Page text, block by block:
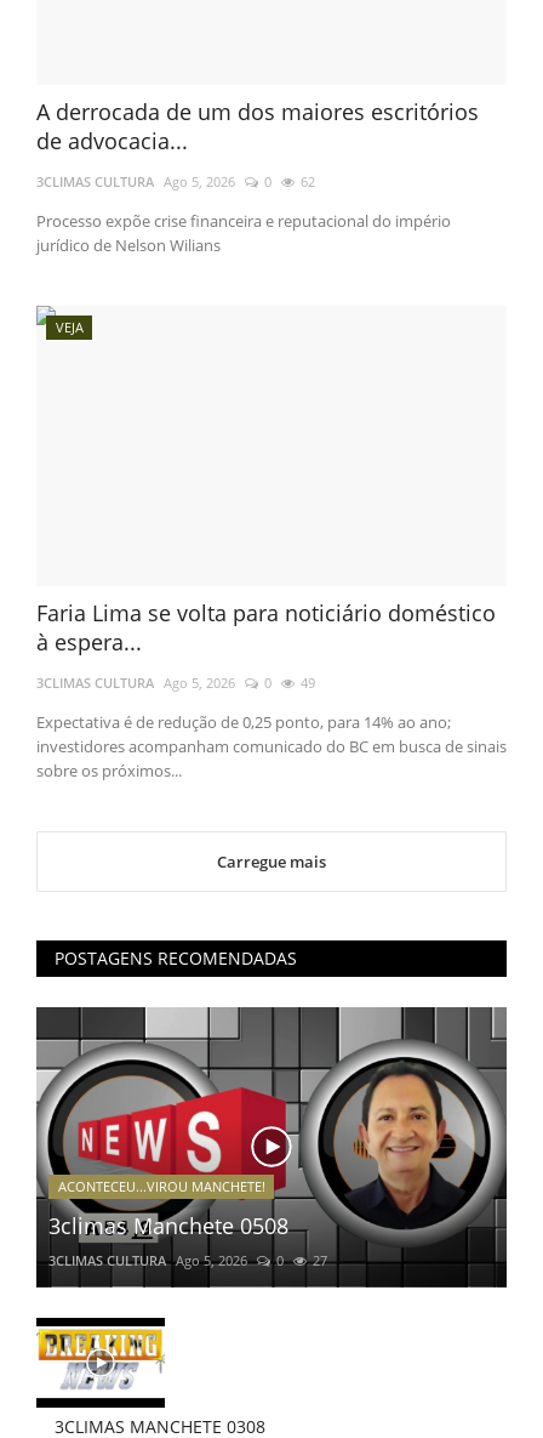
A derrocada de um dos maiores escritórios
de advocacia...
3CLIMAS CULTURA Ago 5, 2026 0 62
Processo expõe crise financeira e reputacional do império
jurídico de Nelson Wilians
VEJA
Faria Lima se volta para noticiário doméstico
à espera...
3CLIMAS CULTURA Ago 5, 2026 0 49
Expectativa é de redução de 0,25 ponto, para 14% ao ano;
investidores acompanham comunicado do BC em busca de sinais
sobre os próximos...
Carregue mais
POSTAGENS RECOMENDADAS
ACONTECEU...VIROU MANCHETE!
3climas Manchete 0508
3CLIMAS CULTURA Ago 5, 2026 0 27
3CLIMAS MANCHETE 0308